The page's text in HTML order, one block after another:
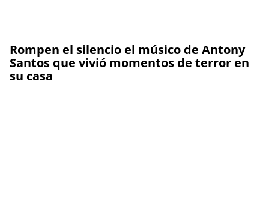
Rompen el silencio el músico de Antony
Santos que vivió momentos de terror en
su casa